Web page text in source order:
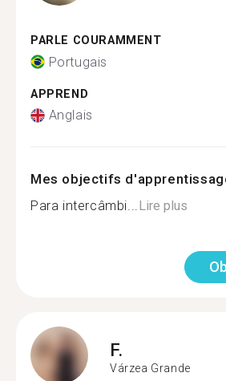
PARLE COURAMMENT
Portugais
APPREND
Anglais
Mes objectifs
Para intercâmbi...Lire plus
F.
Várzea Grande